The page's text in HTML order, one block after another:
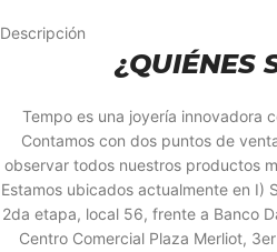
Descripción
¿QUIÉNES
Tempo es una joyería innovadora
Contamos con dos puntos de
observar todos nuestros productos
Estamos ubicados actualmente en I)
2da etapa, local 56, frente a Banco
Centro Comercial Plaza Merliot,